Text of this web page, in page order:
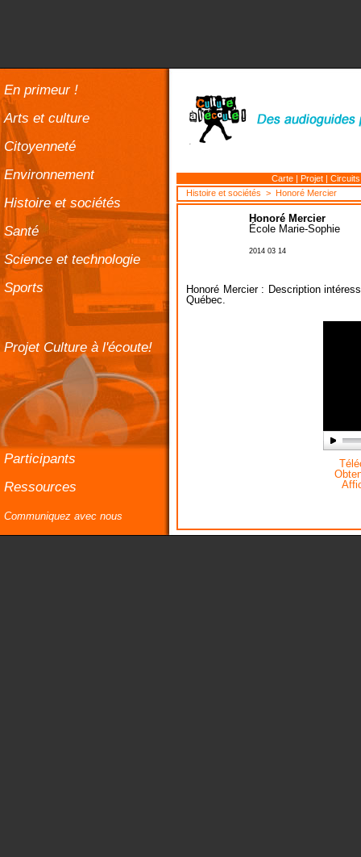
En primeur !
Arts et culture
Citoyenneté
Environnement
Histoire et sociétés
Santé
Science et technologie
Sports
Projet Culture à l'écoute!
Participants
Ressources
Communiquez avec nous
Carte | Projet |
Histoire et sociétés > Honoré Mercier
Honoré Mercier
École Marie-Sophie
2014 03 14
Honoré Mercier : Description
Québec.